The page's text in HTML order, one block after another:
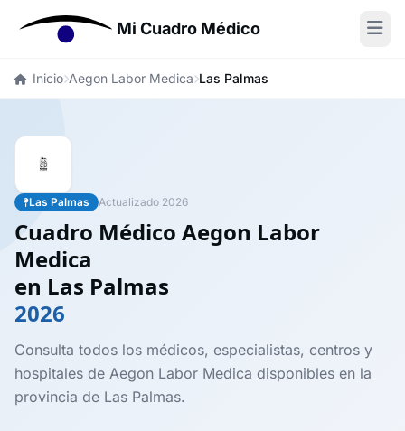
Mi Cuadro Médico
Inicio Aegon Labor Medica Las Palmas
Las Palmas Actualizado 2026
Cuadro Médico Aegon Labor
Medica
en Las Palmas
2026
Consulta todos los médicos, especialistas, centros y
hospitales de Aegon Labor Medica disponibles en la
provincia de Las Palmas.